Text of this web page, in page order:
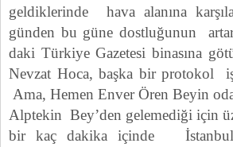
geldiklerinde hava alanına
günden bu güne dostluğunun
daki Türkiye Gazetesi binasına
Nevzat Hoca, başka bir protokol
Ama, Hemen Enver Ören Beyin
Alptekin Bey’den gelemediği için
bir kaç dakika içinde İstanbul